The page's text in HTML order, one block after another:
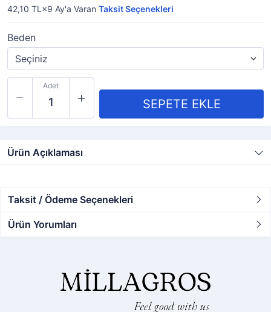
42,10 TL×9 Ay'a Varan Taksit Seçenekleri
Beden
Adet
Ürün Açıklaması
Taksit / Ödeme Seçenekleri
Ürün Yorumları